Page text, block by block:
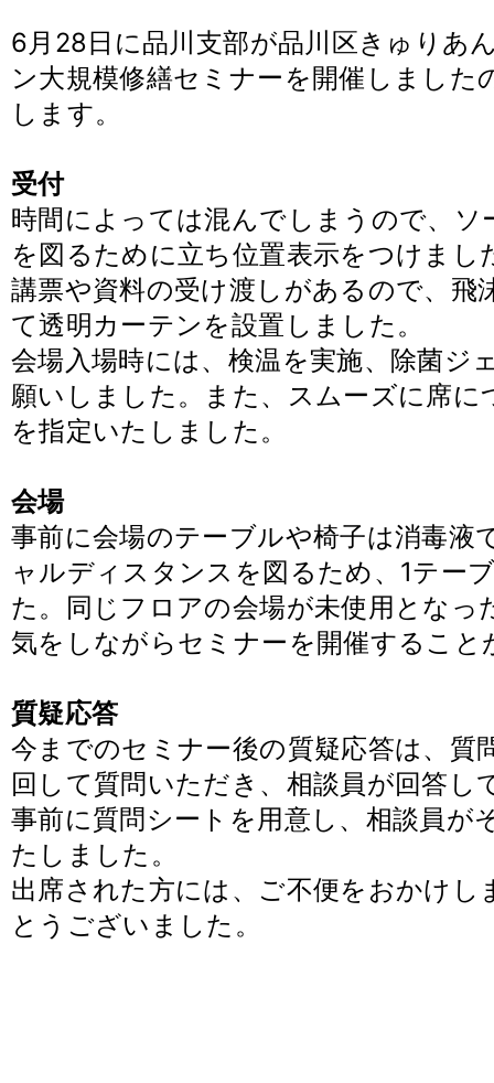
6月28日に品川支部が品川区きゅりあ
ン大規模修繕セミナーを開催しました
します。
受付
時間によっては混んでしまうので、
を図るために立ち位置表示をつけまし
講票や資料の受け渡しがあるので、飛
て透明カーテンを設置しました。
会場入場時には、検温を実施、除菌ジ
願いしました。また、スムーズに席に
を指定いたしました。
会場
事前に会場のテーブルや椅子は消毒液
ャルディスタンスを図るため、1テー
た。同じフロアの会場が未使用となっ
気をしながらセミナーを開催すること
質疑応答
今までのセミナー後の質疑応答は、質
回して質問いただき、相談員が回答し
事前に質問シートを用意し、相談員が
たしました。
出席された方には、ご不便をおかけし
とうございました。